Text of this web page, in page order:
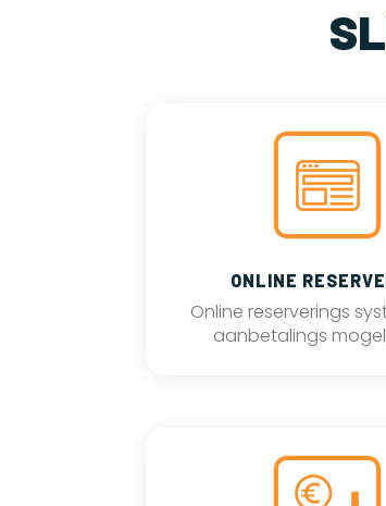
ONLINE
Online reserverings
aanbetalings